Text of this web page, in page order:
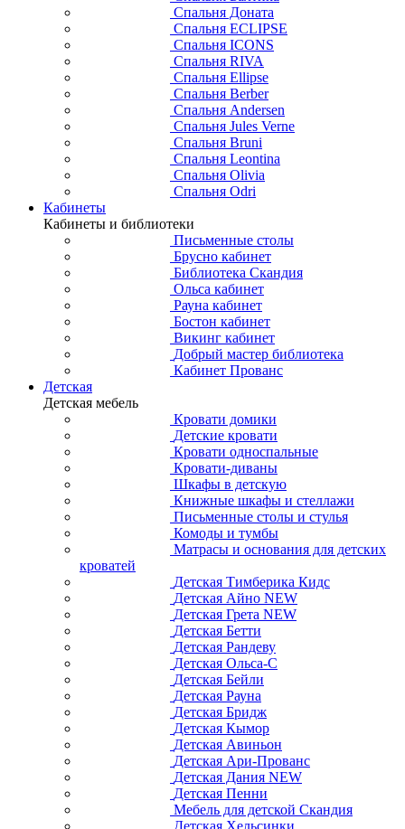
Спальня Доната
Спальня ECLIPSE
Спальня ICONS
Спальня RIVA
Спальня Ellipse
Спальня Berber
Спальня Andersen
Спальня Jules Verne
Спальня Bruni
Спальня Leontina
Спальня Olivia
Спальня Odri
Кабинеты
Кабинеты и библиотеки
Письменные столы
Брусно кабинет
Библиотека Скандия
Ольса кабинет
Рауна кабинет
Бостон кабинет
Викинг кабинет
Добрый мастер библиотека
Кабинет Прованс
Детская
Детская мебель
Кровати домики
Детские кровати
Кровати односпальные
Кровати-диваны
Шкафы в детскую
Книжные шкафы и стеллажи
Письменные столы и стулья
Комоды и тумбы
Матрасы и основания для детских
кроватей
Детская Тимберика Кидс
Детская Айно NEW
Детская Грета NEW
Детская Бетти
Детская Рандеву
Детская Ольса-С
Детская Бейли
Детская Рауна
Детская Бридж
Детская Кымор
Детская Авиньон
Детская Ари-Прованс
Детская Дания NEW
Детская Пенни
Мебель для детской Скандия
Детская Хельсинки